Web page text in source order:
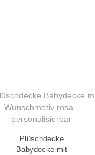
Plüschdecke
Babydecke mit